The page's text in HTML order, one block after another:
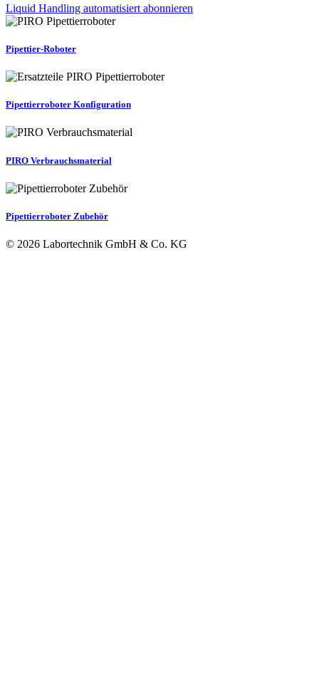
Liquid Handling automatisiert abonnieren
Pipettier-Roboter
Pipettierroboter Konfiguration
PIRO Verbrauchsmaterial
Pipettierroboter Zubehör
© 2026 Labortechnik GmbH & Co. KG